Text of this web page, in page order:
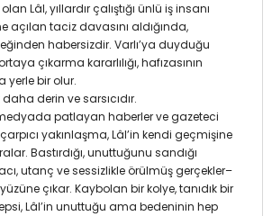
Lâl, yıllardır çalıştığı ünlü iş insanı
açılan taciz davasını aldığında,
habersizdir. Varlı’ya duyduğu
çıkarma kararlılığı, hafızasının
yerle bir olur.
derin ve sarsıcıdır.
patlayan haberler ve gazeteci
yakınlaşma, Lâl’in kendi geçmişine
Bastırdığı, unuttuğunu sandığı
utanç ve sessizlikle örülmüş gerçekler–
çıkar. Kaybolan bir kolye, tanıdık bir
Lâl’in unuttuğu ama bedeninin hep